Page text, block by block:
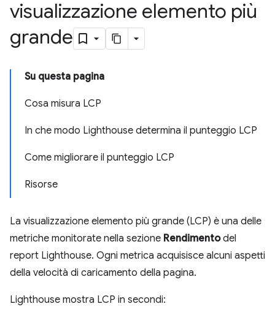
visualizzazione elemento più
grande
Su questa pagina
Cosa misura LCP
In che modo Lighthouse determina il punteggio LCP
Come migliorare il punteggio LCP
Risorse
La visualizzazione elemento più grande (LCP) è una delle
metriche monitorate nella sezione Rendimentodel
report Lighthouse. Ogni metrica acquisisce alcuni aspetti
della velocità di caricamento della pagina.
Lighthouse mostra LCP in secondi: